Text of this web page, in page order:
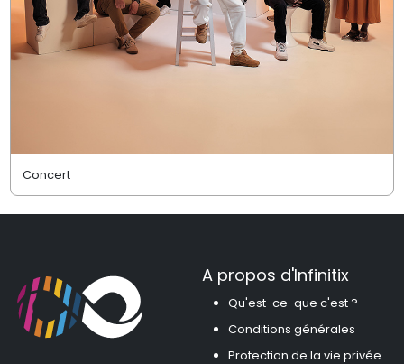
Concert
A propos d'Infinitix
Qu'est-ce-que c'est ?
Conditions générales
Protection de la vie privée